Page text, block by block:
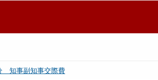
知事副知事交際費